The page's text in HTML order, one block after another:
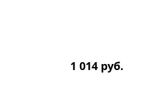
1 014 руб.